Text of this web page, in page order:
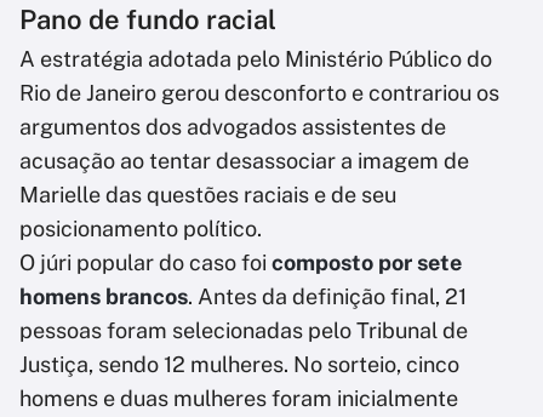
Pano de fundo racial
A estratégia adotada pelo Ministério Público do
Rio de Janeiro gerou desconforto e contrariou os
argumentos dos advogados assistentes de
acusação ao tentar desassociar a imagem de
Marielle das questões raciais e de seu
posicionamento político.
O júri popular do caso foi composto por sete
homens brancos. Antes da definição final, 21
pessoas foram selecionadas pelo Tribunal de
Justiça, sendo 12 mulheres. No sorteio, cinco
homens e duas mulheres foram inicialmente